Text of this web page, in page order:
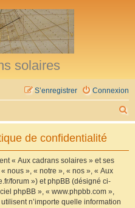
solaires
Connexion
S’enregistrer
e
de confidentialité
« Aux cadrans solaires » et ses
nous », « notre », « nos », « Aux
forum ») et phpBB (désigné ci-
phpBB », « www.phpbb.com »,
n’importe quelle information